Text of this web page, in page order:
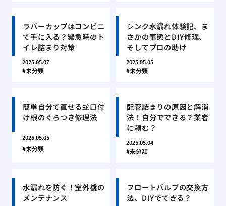
ラバーカップはコンビニ
で手に入る？緊急時のト
イレ詰まり対策
2025.05.07
未分類
シンク水漏れ体験記、ま
さかの事態とDIY修理、
そしてプロの助け
2025.05.05
未分類
簡単自分で直せる蛇口付
け根のぐらつき修理法
2025.05.05
未分類
配管詰まりの原因と解消
法！自分でできる？業者
に頼む？
2025.05.04
未分類
水漏れを防ぐ！室外機の
メンテナンス
フロートバルブの交換方
法、DIYでできる？